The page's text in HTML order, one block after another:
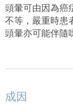
小貼士‧「家
頭暈可由因為癌
不等，嚴重時患
頭暈亦可能伴隨
成因